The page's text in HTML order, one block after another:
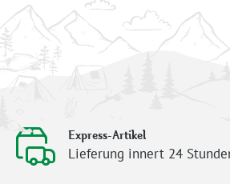
Express-Artikel
Lieferung innert 24